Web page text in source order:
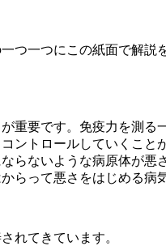
一つにこの紙面で解説
要です。免疫力を測る
ントロールしていくこ
らないような病原体が悪
って悪さをはじめる病
れてきています。